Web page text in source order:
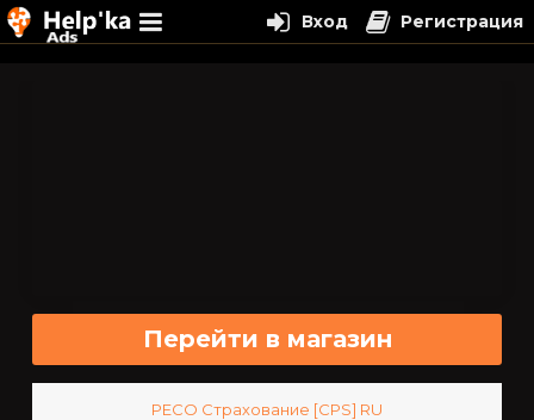
Перейти в магазин
РЕСО Страхование [CPS] RU
Вход Регистрация